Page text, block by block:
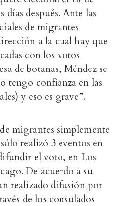
después. Ante las
de migrantes
a la cual hay que
con los votos
de botanas, Méndez se
tengo confianza en las
y eso es grave”.
migrantes simplemente
realizó 3 eventos en
el voto, en Los
De acuerdo a su
realizado difusión por
de los consulados